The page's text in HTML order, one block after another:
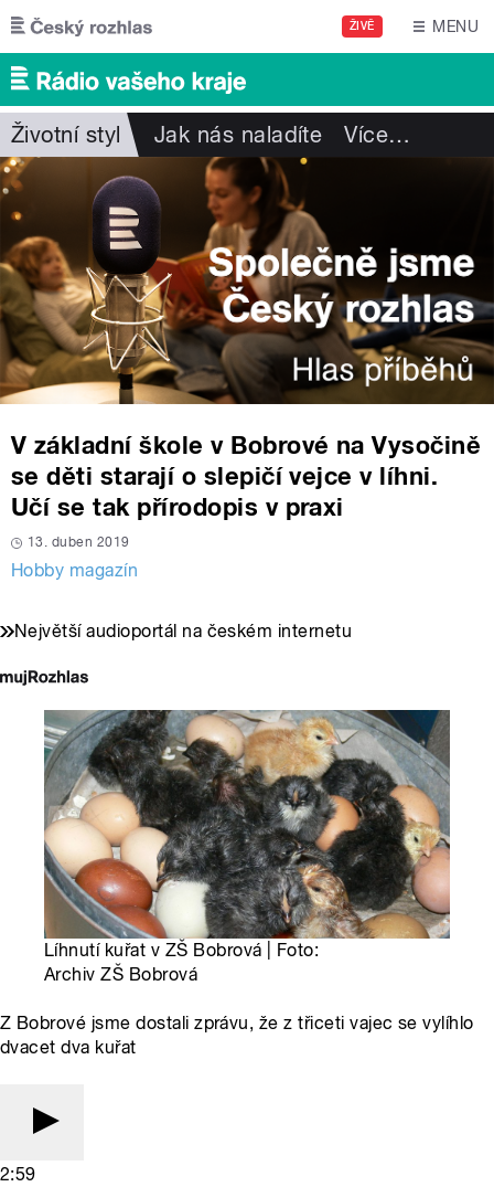
Přejít k hlavnímu obsahu
ŽIVĚ MENU
Životní styl Jak nás naladíte Více…
V základní škole v Bobrové na Vysočině
se děti starají o slepičí vejce v líhni.
Učí se tak přírodopis v praxi
13. duben 2019
Hobby magazín
Největší audioportál na českém internetu
Líhnutí kuřat v ZŠ Bobrová | Foto:
Archiv ZŠ Bobrová
Z Bobrové jsme dostali zprávu, že z třiceti vajec se vylíhlo
dvacet dva kuřat
2:59